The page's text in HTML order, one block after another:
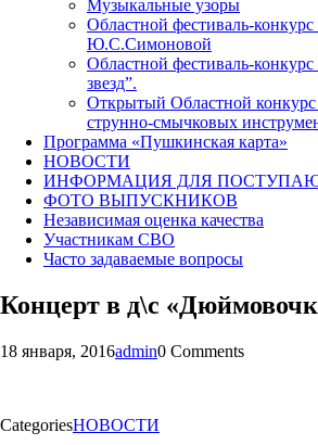
Музыкальные узоры
Областной фестиваль-
Ю.С.Симоновой
Областной фестиваль-
звезд”.
Открытый Областной конкурс
струнно-смычковых
Программа «Пушкинская карта»
НОВОСТИ
ИНФОРМАЦИЯ ДЛЯ
ФОТО ВЫПУСКНИКОВ
Независимая оценка качества
Участникам СВО
Часто задаваемые вопросы
Концерт в д\с
18 января, 2016admin0 Comments
CategoriesНОВОСТИ